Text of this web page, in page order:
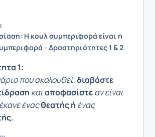
Η κουλ συμπεριφορά είναι η
- Δραστηριότητες 1 & 2
1:
που ακολουθεί,διαβάστε
καιαποφασίστεαν είναι
έναςθεατής ή ένας